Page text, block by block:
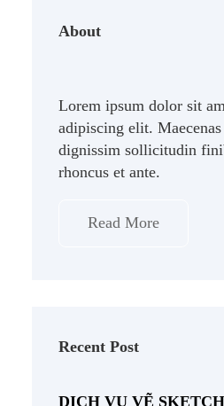
About
Lorem ipsum dolor sit
adipiscing elit.
dignissim sollicitudin
rhoncus et ante.
Read More
Recent Post
DỊCH VỤ VẼ